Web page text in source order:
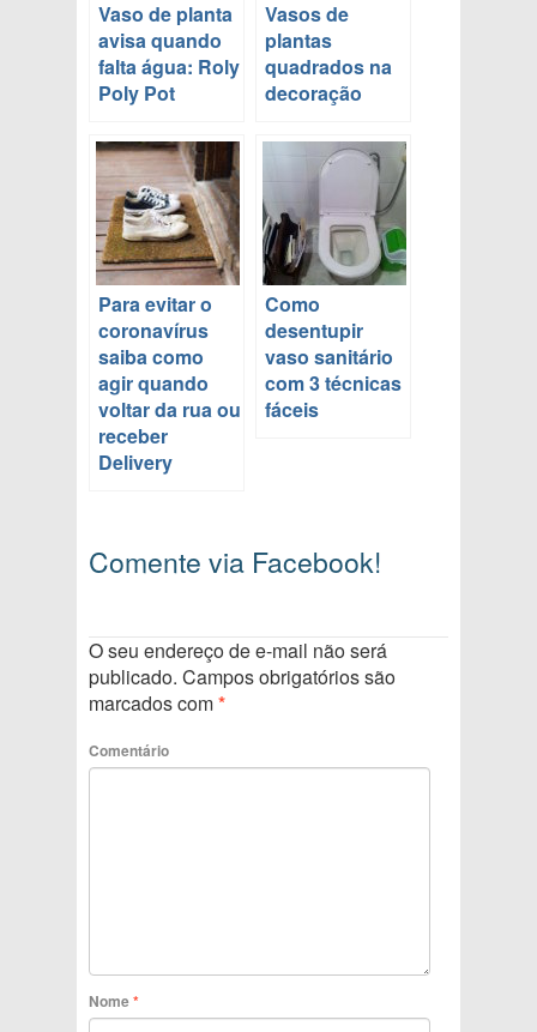
Vaso de planta
avisa quando
falta água: Roly
Poly Pot
Vasos de
plantas
quadrados na
decoração
Para evitar o
coronavírus
saiba como
agir quando
voltar da rua ou
receber
Delivery
Como
desentupir
vaso sanitário
com 3 técnicas
fáceis
Comente via Facebook!
O seu endereço de e-mail não será
publicado. Campos obrigatórios são
marcados com*
Comentário
Nome*